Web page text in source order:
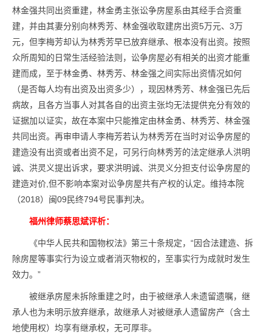
林金强共同出资重建，林金勇主张讼争房屋系由其经手合资重
建，并由其妻分别向林秀芳、林金强收取建房出资5万元、3万
元，但李梅芳却认为林秀芳早已放弃继承、根本没有出资。按照
众所周知的日常生活经验法则，讼争房屋必有相关的出资才能重
建而成，至于林金勇、林秀芳、林金强之间实际出资情况如何
（是否每人均有出资及出资多少），现因林秀芳、林金强已先后
病故，且各方当事人对其各自的出资主张均无法提供充分有效的
证据加以证实，故在本案中只能推定由林金勇、林秀芳、林金强
共同出资。再审申请人李梅芳若认为林秀芳在当时对讼争房屋的
建造没有出资或者出资不足，可另行向林秀芳的法定继承人洪明
诚、洪灵义提出诉求，要求洪明诚、洪灵义分担支付讼争房屋的
建造对价,但不影响本案对讼争房屋共有产权的认定。维持本院
（2018）闽09民终794号民事判决。
福州律师蔡思斌评析：
《中华人民共和国物权法》第三十条规定，“因合法建造、拆
除房屋等事实行为设立或者消灭物权的，至事实行为成就时发生
效力。”
被继承房屋未拆除重建之时，由于被继承人未遗留遗嘱，继
承人也为未明示放弃继承，故继承人对被继承人遗留房产（含土
地使用权）均享有继承权，无可厚非。